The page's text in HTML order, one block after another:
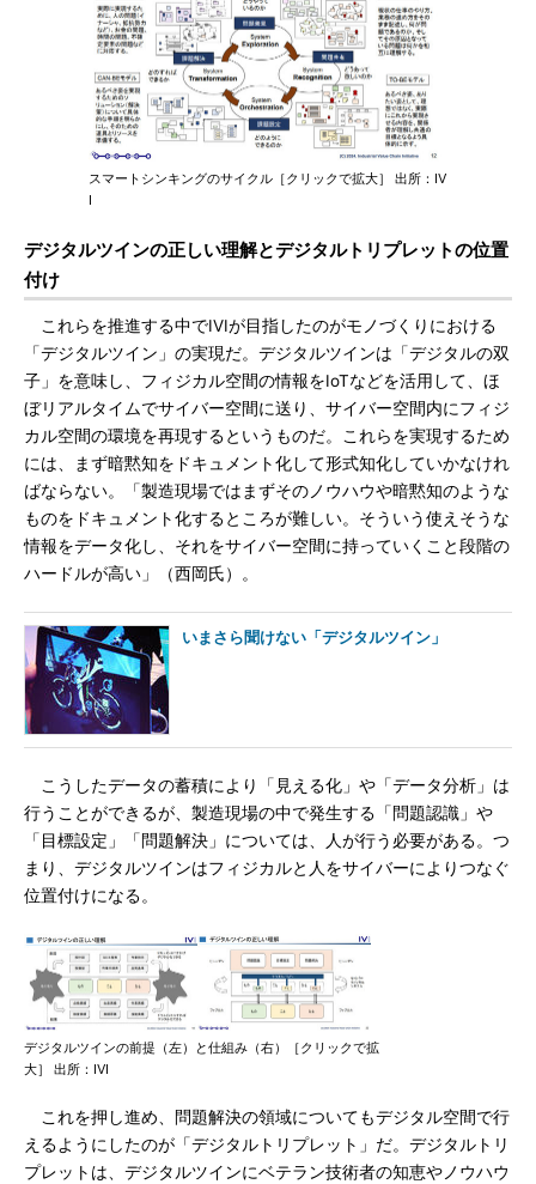
スマートシンキングのサイクル［クリックで拡大］ 出所：IV
I
デジタルツインの正しい理解とデジタルトリプレットの位置
付け
これらを推進する中でIVIが目指したのがモノづくりにおける
「デジタルツイン」の実現だ。デジタルツインは「デジタルの双
子」を意味し、フィジカル空間の情報をIoTなどを活用して、ほ
ぼリアルタイムでサイバー空間に送り、サイバー空間内にフィジ
カル空間の環境を再現するというものだ。これらを実現するため
には、まず暗黙知をドキュメント化して形式知化していかなけれ
ばならない。「製造現場ではまずそのノウハウや暗黙知のような
ものをドキュメント化するところが難しい。そういう使えそうな
情報をデータ化し、それをサイバー空間に持っていくこと段階の
ハードルが高い」（西岡氏）。
いまさら聞けない「デジタルツイン」
こうしたデータの蓄積により「見える化」や「データ分析」は
行うことができるが、製造現場の中で発生する「問題認識」や
「目標設定」「問題解決」については、人が行う必要がある。つ
まり、デジタルツインはフィジカルと人をサイバーによりつなぐ
位置付けになる。
デジタルツインの前提（左）と仕組み（右）［クリックで拡
大］ 出所：IVI
これを押し進め、問題解決の領域についてもデジタル空間で行
えるようにしたのが「デジタルトリプレット」だ。デジタルトリ
プレットは、デジタルツインにベテラン技術者の知恵やノウハウ